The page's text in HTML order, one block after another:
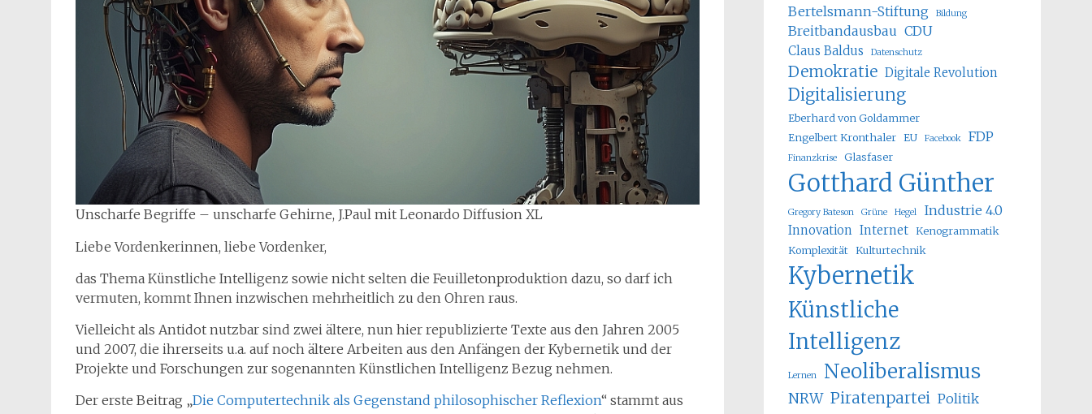
Unscharfe Begriffe – unscharfe Gehirne, J.Paul mit Leonardo Diffusion XL
Liebe Vordenkerinnen, liebe Vordenker,
das Thema Künstliche Intelligenz sowie nicht selten die Feuilletonproduktion dazu, so darf ich
vermuten, kommt Ihnen inzwischen mehrheitlich zu den Ohren raus.
Vielleicht als Antidot nutzbar sind zwei ältere, nun hier republizierte Texte aus den Jahren 2005
und 2007, die ihrerseits u.a. auf noch ältere Arbeiten aus den Anfängen der Kybernetik und der
Projekte und Forschungen zur sogenannten Künstlichen Intelligenz Bezug nehmen.
Der erste Beitrag „Die Computertechnik als Gegenstand philosophischer Reflexion“ stammt aus
Bertelsmann-Stiftung Bildung
Breitbandausbau CDU
Claus Baldus Datenschutz
Demokratie Digitale Revolution
Digitalisierung
Eberhard von Goldammer
Engelbert Kronthaler EU Facebook FDP
Finanzkrise Glasfaser
Gotthard Günther
Gregory Bateson Grüne Hegel Industrie 4.0
Innovation Internet Kenogrammatik
Komplexität Kulturtechnik
Kybernetik
Künstliche
Intelligenz
Lernen Neoliberalismus
NRW Piratenpartei Politik